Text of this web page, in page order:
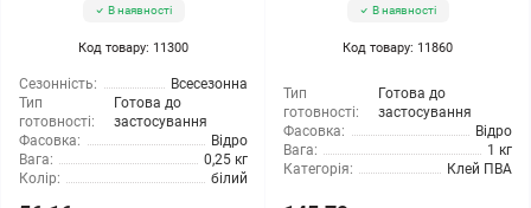
В наявності
Код товару: 11300
Сезонність:
Всесезонна
Тип
готовності:
Готова до
застосування
Фасовка:
Відро
Вага:
0,25 кг
Колір:
білий
В наявності
Код товару: 11860
Тип
готовності:
Готова до
застосування
Фасовка:
Відро
Вага:
1 кг
Категорія:
Клей ПВА